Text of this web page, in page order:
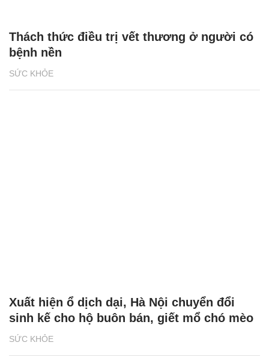
SỨC KHỎE
Thách thức điều trị vết thương ở người có
bệnh nền
SỨC KHỎE
Xuất hiện ổ dịch dại, Hà Nội chuyển đổi
sinh kế cho hộ buôn bán, giết mổ chó mèo